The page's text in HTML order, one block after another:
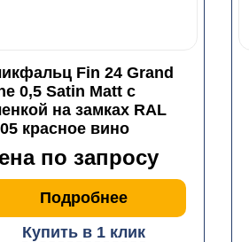
Fin 24 Grand
0,5 Satin Matt с
на замках RAL
красное вино
по запросу
Подробнее
Купить в 1 клик